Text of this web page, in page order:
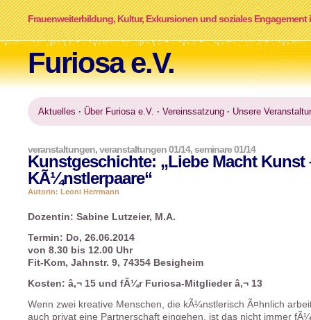
Furiosa e.V.
Frauenweiterbildung, Kultur, Exkursionen und soziales Engagement
Aktuelles · Über Furiosa e.V. · Vereinssatzung · Unsere
Kunstgeschichte: „Liebe Macht Kunst
KÃ¼nstlerpaare“
veranstaltungen,veranstaltungen 01/14,seminare 01/14
Autorin: Leoni Herrmann
Dozentin: Sabine Lutzeier, M.A.
Termin: Do, 26.06.2014
von 8.30 bis 12.00 Uhr
Fit-Kom, Jahnstr. 9, 74354 Besigheim
Kosten: â‚¬ 15 und fÃ¼r Furiosa-Mitglieder â‚¬ 13
Wenn zwei kreative Menschen, die kÃ¼nstlerisch Ã¤hnlich
auch privat eine Partnerschaft eingehen, ist das nicht immer